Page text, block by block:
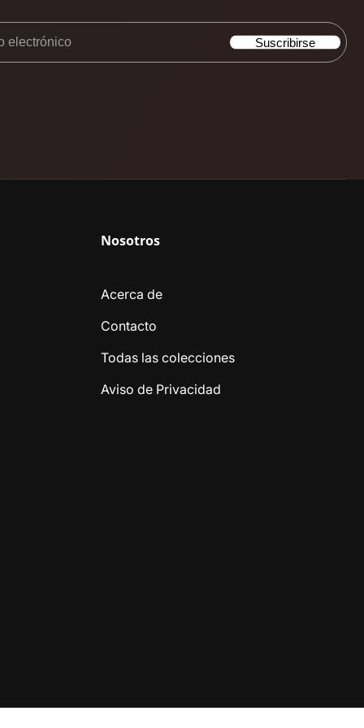
Suscribirse
Nosotros
Acerca de
Contacto
Todas las colecciones
Aviso de Privacidad